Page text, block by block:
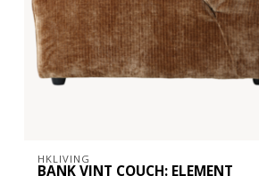
HKLIVING
BANK VINT COUCH: ELEMENT